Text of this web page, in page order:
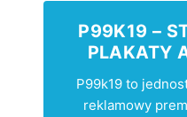
P99K19 –
PLAKATY
P99k19 to
reklamowy